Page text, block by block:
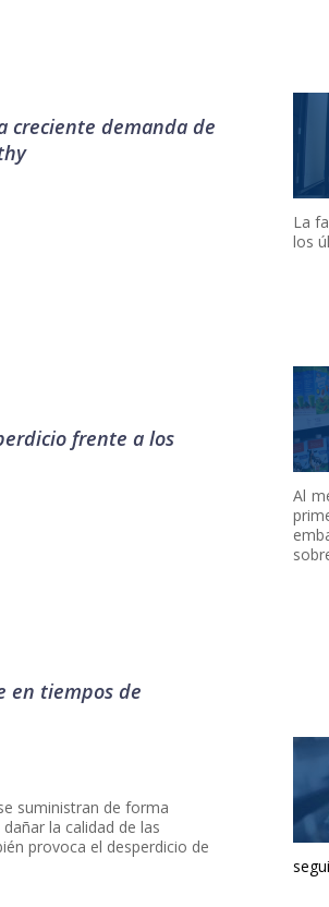
creciente demanda de
La
los
frente a los
Al
en tiempos de
suministran de forma
la calidad de las
provoca el desperdicio de